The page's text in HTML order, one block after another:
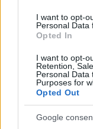
I want to opt-
Personal Data
Opted In
I want to opt-
Retention,
Personal Data
Purposes for
Opted Out
Google
Bak (12. 22-01.
összejövetelen
megmutathatod,
Vízöntő (01. 21-
üzletasszony-
pedig a különc